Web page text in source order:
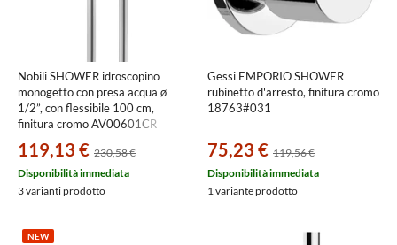
Nobili SHOWER idroscopino
monogetto con presa acqua ø
1/2”, con flessibile 100 cm,
finitura cromo AV00601CR
119,13 € 230,58 €
Disponibilità immediata
3 varianti prodotto
Gessi EMPORIO SHOWER
rubinetto d'arresto, finitura cromo
18763#031
75,23 € 119,56 €
Disponibilità immediata
1 variante prodotto
NEW